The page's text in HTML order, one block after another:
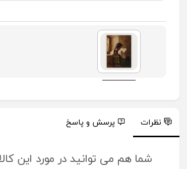
نظرات پرسش و پاسخ
شما هم می توانید در مورد این